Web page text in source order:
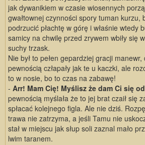
jak dywanikiem w czasie wiosennych
gwałtownej czynności spory tuman kurzu,
podrzucić płachtę w górę i właśnie wtedy
samicy na chwilę przed zrywem wbiły się
suchy trzask.
Nie był to pełen gepardziej gracji manewr,
pewnością człapały jak te u kaczki, ale
to w nosie, bo to czas na zabawę!
- Arr! Mam Cię! Myślisz że dam Ci się
pewnością myślała że to jej brat czaił się
spłacać kolejnego figla. Ale nie dziś.
trawa nie zatrzyma, a jeśli Tamu nie
stał w miejscu jak słup soli zaznal mało
lwim taranem.